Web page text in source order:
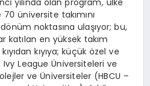
üniversite takımını
önüm noktasına ulaşıyor; bu,
katılan en yüksek takım
kıyıya; küçük özel ve
Ivy LeagueÜniversiteleri ve
veÜniversiteler (HBCU –